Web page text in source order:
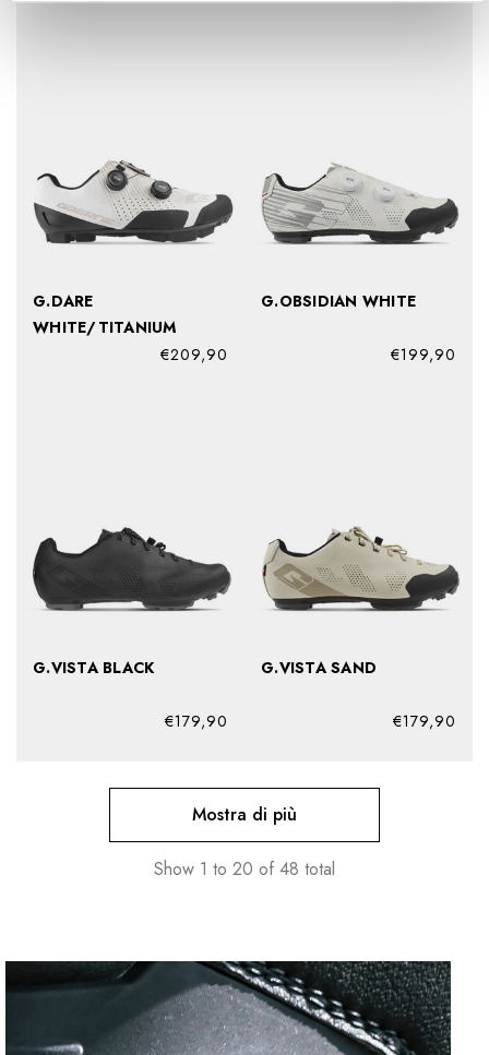
G.DARE
WHITE/TITANIUM
€209,90
G.OBSIDIAN WHITE
€199,90
G.VISTA BLACK
€179,90
G.VISTA SAND
€179,90
Mostra di più
Show 1 to 20 of 48 total